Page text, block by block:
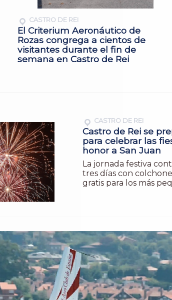
CASTRO DE REI
El Criterium Aeronáutico de
Rozas congrega a cientos de
visitantes durante el fin de
semana en Castro de Rei
CASTRO DE REI
Castro de Rei se
para celebrar las
honor a San Juan
La jornada festiva
tres días con
gratis para los más